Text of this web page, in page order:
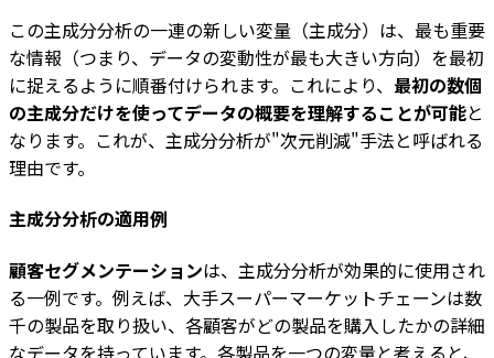
この主成分分析の一連の新しい変量（主成分）は、最も重要
な情報（つまり、データの変動性が最も大きい方向）を最初
に捉えるように順番付けられます。これにより、 最初の数個
の主成分だけを使ってデータの概要を理解することが可能と
なります。これが、主成分分析が"次元削減"手法と呼ばれる
理由です。
主成分分析の適用例
顧客セグメンテーションは、主成分分析が効果的に使用され
る一例です。例えば、大手スーパーマーケットチェーンは数
千の製品を取り扱い、各顧客がどの製品を購入したかの詳細
なデータを持っています。各製品を一つの変量と考えると、